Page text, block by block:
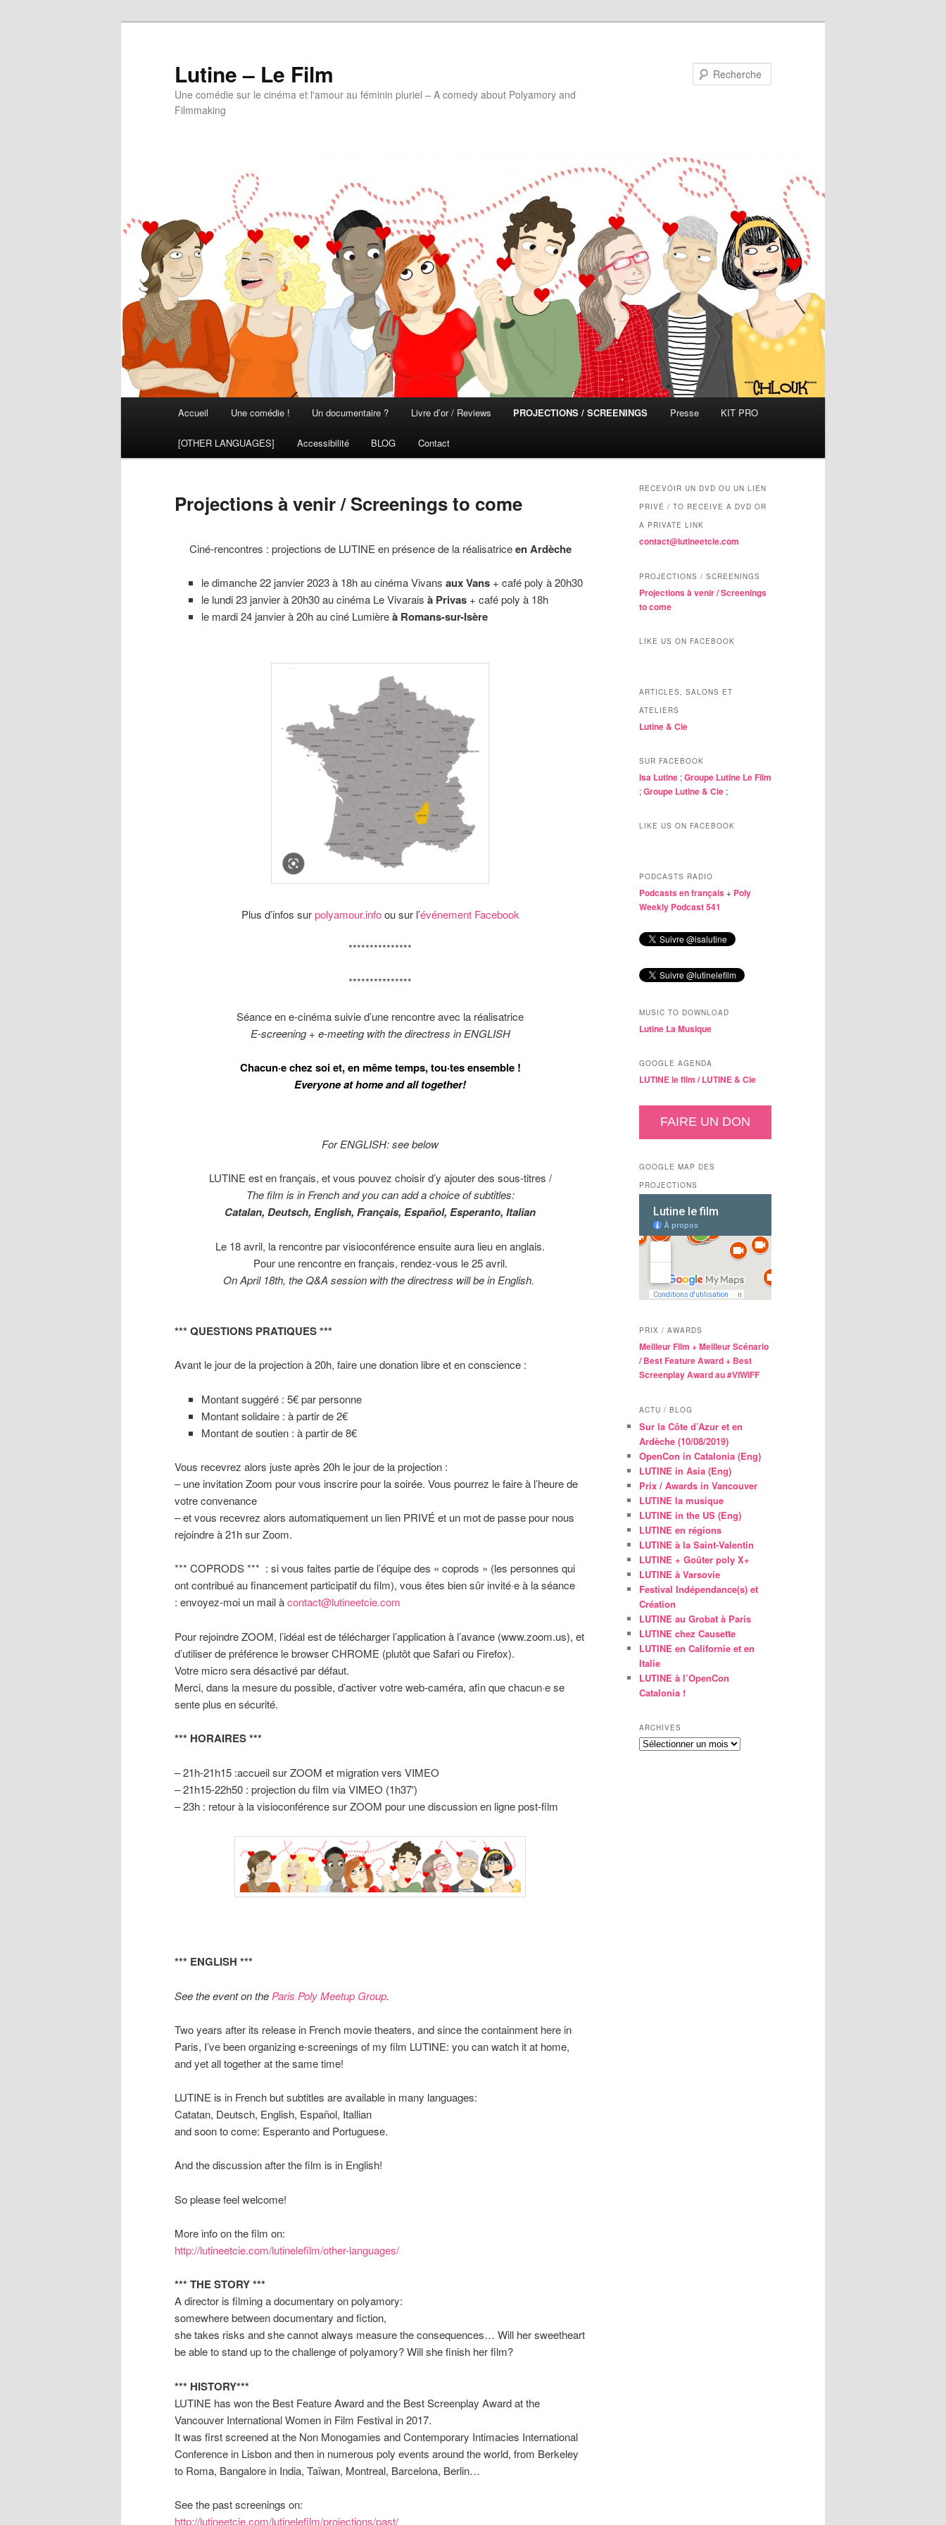
Lutine – Le Film
Une comédie sur le cinéma et l'amour au féminin pluriel – A comedy about Polyamory and
Filmmaking
Accueil Une comédie ! Un documentaire ? Livre d’or / Reviews PROJECTIONS / SCREENINGS Presse KIT PRO
[OTHER LANGUAGES] Accessibilité BLOG Contact
Projections à venir / Screenings to come
Ciné-rencontres : projections de LUTINE en présence de la réalisatriceen Ardèche
le dimanche 22 janvier 2023 à 18h au cinéma Vivans aux Vans+ café poly à 20h30
le lundi 23 janvier à 20h30 au cinéma Le Vivarais à Privas+ café poly à 18h
le mardi 24 janvier à 20h au ciné Lumièreà Romans-sur-Isère
Plus d’infos surpolyamour.infoou sur l’événement Facebook
***************
***************
Séance en e-cinéma suivie d’une rencontre avec la réalisatrice
E-screening + e-meeting with the directress in ENGLISH
Chacun·e chez soi et, en même temps, tou·tes ensemble !
Everyone at home and all together!
For ENGLISH: see below
LUTINE est en français, et vous pouvez choisir d’y ajouter des sous-titres /
The film is in French and you can add a choice of subtitles:
Catalan, Deutsch, English, Français, Español, Esperanto, Italian
Le 18 avril, la rencontre par visioconférence ensuite aura lieu en anglais.
Pour une rencontre en français, rendez-vous le 25 avril.
On April 18th, the Q&A session with the directress will be in English.
*** QUESTIONS PRATIQUES ***
Avant le jour de la projection à 20h, faire une donation libre et en conscience :
Montant suggéré : 5€ par personne
Montant solidaire : à partir de 2€
Montant de soutien : à partir de 8€
Vous recevrez alors juste après 20h le jour de la projection :
– une invitation Zoom pour vous inscrire pour la soirée. Vous pourrez le faire à l’heure de
votre convenance
– et vous recevrez alors automatiquement un lien PRIVÉ et un mot de passe pour nous
rejoindre à 21h sur Zoom.
*** COPRODS *** : si vous faites partie de l’équipe des « coprods » (les personnes qui
ont contribué au financement participatif du film), vous êtes bien sûr invité·e à la séance
: envoyez-moi un mail àcontact@lutineetcie.com
Pour rejoindre ZOOM, l’idéal est de télécharger l’application à l’avance (www.zoom.us), et
d’utiliser de préférence le browser CHROME (plutôt que Safari ou Firefox).
Votre micro sera désactivé par défaut.
Merci, dans la mesure du possible, d’activer votre web-caméra, afin que chacun·e se
sente plus en sécurité.
*** HORAIRES ***
– 21h-21h15 :accueil sur ZOOM et migration vers VIMEO
– 21h15-22h50 : projection du film via VIMEO (1h37′)
– 23h : retour à la visioconférence sur ZOOM pour une discussion en ligne post-film
*** ENGLISH ***
See the event on the Paris Poly Meetup Group.
Two years after its release in French movie theaters, and since the containment here in
Paris, I’ve been organizing e-screenings of my film LUTINE: you can watch it at home,
and yet all together at the same time!
LUTINE is in French but subtitles are available in many languages:
Catatan, Deutsch, English, Español, Itallian
and soon to come: Esperanto and Portuguese.
And the discussion after the film is in English!
So please feel welcome!
More info on the film on:
http://lutineetcie.com/lutinelefilm/other-languages/
*** THE STORY ***
A director is filming a documentary on polyamory:
somewhere between documentary and fiction,
she takes risks and she cannot always measure the consequences… Will her sweetheart
be able to stand up to the challenge of polyamory? Will she finish her film?
*** HISTORY***
LUTINE has won the Best Feature Award and the Best Screenplay Award at the
Vancouver International Women in Film Festival in 2017.
It was first screened at the Non Monogamies and Contemporary Intimacies International
Conference in Lisbon and then in numerous poly events around the world, from Berkeley
to Roma, Bangalore in India, Taïwan, Montreal, Barcelona, Berlin…
See the past screenings on:
http://lutineetcie.com/lutinelefilm/projections/past/
RECEVOIR UN DVD OU UN LIEN
PRIVÉ / TO RECEIVE A DVD OR
A PRIVATE LINK
contact@lutineetcie.com
PROJECTIONS / SCREENINGS
Projections à venir / Screenings
to come
LIKE US ON FACEBOOK
ARTICLES, SALONS ET
ATELIERS
Lutine & Cie
SUR FACEBOOK
Isa Lutine ;Groupe Lutine Le Film
;Groupe Lutine & Cie ;
LIKE US ON FACEBOOK
PODCASTS RADIO
Podcasts en français+ Poly
Weekly Podcast 541
MUSIC TO DOWNLOAD
Lutine La Musique
GOOGLE AGENDA
LUTINE le film /LUTINE & Cie
FAIRE UN DON
GOOGLE MAP DES
PROJECTIONS
PRIX / AWARDS
Meilleur Film + Meilleur Scénario
/ Best Feature Award + Best
Screenplay Award au #VIWIFF
ACTU / BLOG
Sur la Côte d’Azur et en
Ardèche (10/08/2019)
OpenCon in Catalonia (Eng)
LUTINE in Asia (Eng)
Prix / Awards in Vancouver
LUTINE la musique
LUTINE in the US (Eng)
LUTINE en régions
LUTINE à la Saint-Valentin
LUTINE + Goûter poly X+
LUTINE à Varsovie
Festival Indépendance(s) et
Création
LUTINE au Grobat à Paris
LUTINE chez Causette
LUTINE en Californie et en
Italie
LUTINE à l’OpenCon
Catalonia !
ARCHIVES
Archives